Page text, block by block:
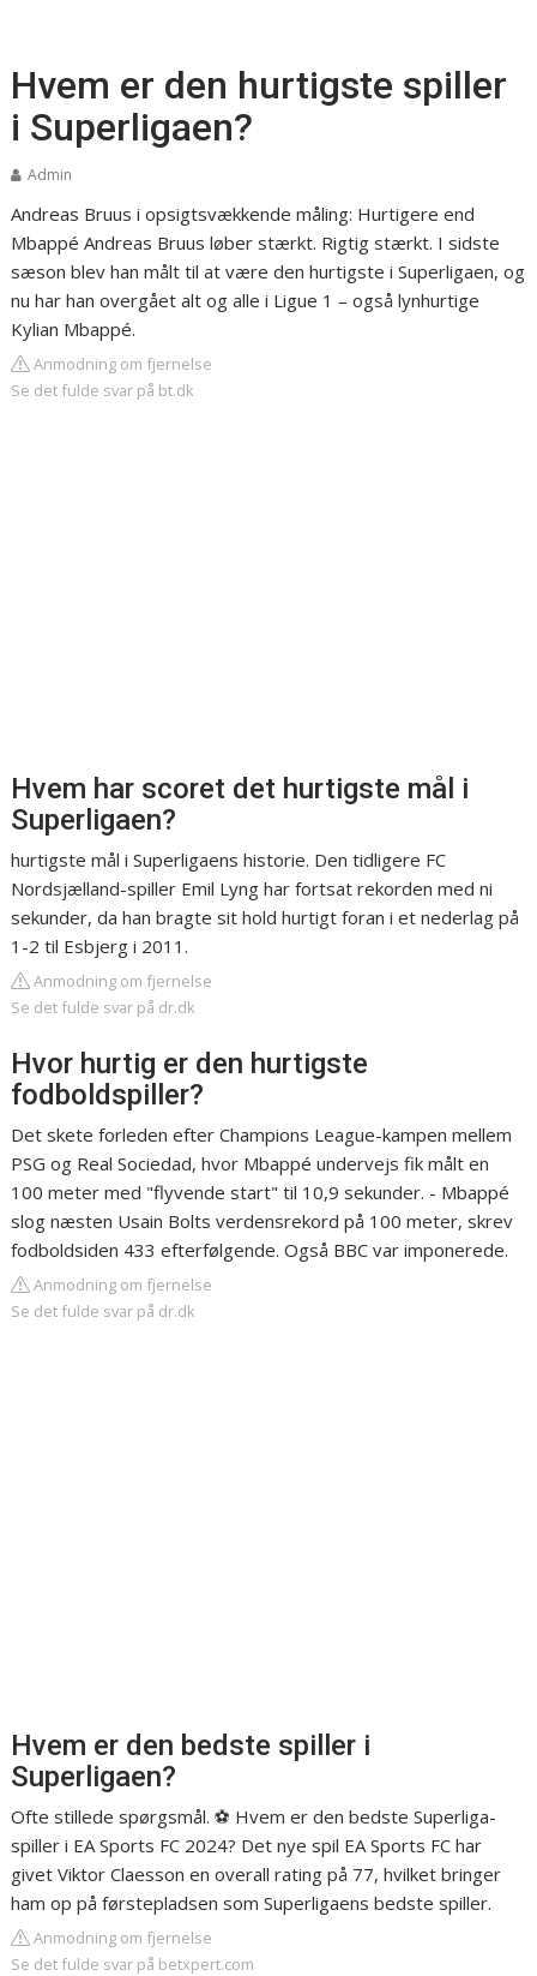
Hvem er den hurtigste spiller
i Superligaen?
Admin
Andreas Bruus i opsigtsvækkende måling: Hurtigere end
Mbappé Andreas Bruus løber stærkt. Rigtig stærkt. I sidste
sæson blev han målt til at være den hurtigste i Superligaen, og
nu har han overgået alt og alle i Ligue 1 – også lynhurtige
Kylian Mbappé.
Anmodning om fjernelse
Se det fulde svar på bt.dk
Hvem har scoret det hurtigste mål i
Superligaen?
hurtigste mål i Superligaens historie. Den tidligere FC
Nordsjælland-spiller Emil Lyng har fortsat rekorden med ni
sekunder, da han bragte sit hold hurtigt foran i et nederlag på
1-2 til Esbjerg i 2011.
Anmodning om fjernelse
Se det fulde svar på dr.dk
Hvor hurtig er den hurtigste
fodboldspiller?
Det skete forleden efter Champions League-kampen mellem
PSG og Real Sociedad, hvor Mbappé undervejs fik målt en
100 meter med "flyvende start" til 10,9 sekunder. - Mbappé
slog næsten Usain Bolts verdensrekord på 100 meter, skrev
fodboldsiden 433 efterfølgende. Også BBC var imponerede.
Anmodning om fjernelse
Se det fulde svar på dr.dk
Hvem er den bedste spiller i
Superligaen?
Ofte stillede spørgsmål. ⚽️ Hvem er den bedste Superliga-
spiller i EA Sports FC 2024? Det nye spil EA Sports FC har
givet Viktor Claesson en overall rating på 77, hvilket bringer
ham op på førstepladsen som Superligaens bedste spiller.
Anmodning om fjernelse
Se det fulde svar på betxpert.com